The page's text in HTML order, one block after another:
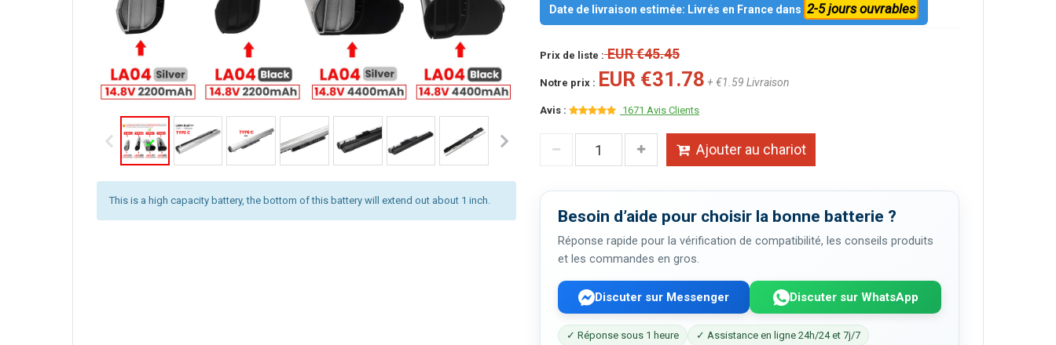
This is a high capacity battery, the bottom of this battery will extend out about 1 inch.
Date de livraison estimée: Livrés en France dans 2-5 jours ouvrables
Prix de liste :EUR €45.45
Notre prix : EUR €31.78 + €1.59 Livraison
Avis : 1671 Avis Clients
Ajouter au chariot
Besoin d’aide pour choisir la bonne batterie ?
Réponse rapide pour la vérification de compatibilité, les conseils produits
et les commandes en gros.
Discuter sur Messenger Discuter sur WhatsApp
✓ Réponse sous 1 heure
✓ Assistance en ligne 24h/24 et 7j/7